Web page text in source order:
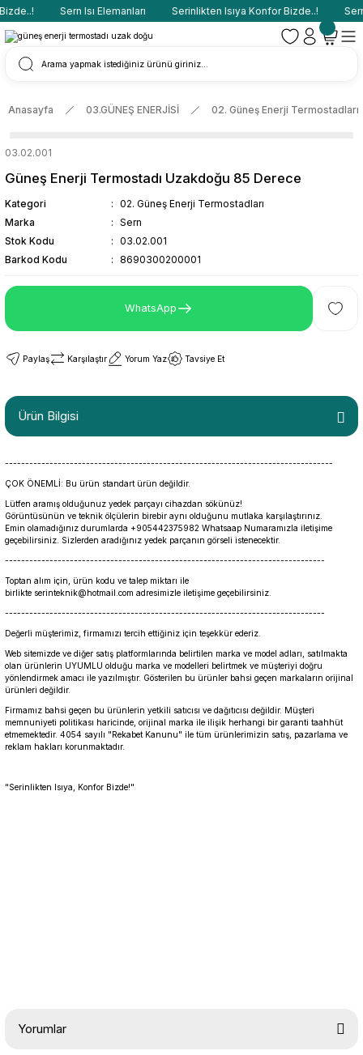
Sern Isı Elemanları Serinlikten Isıya Konfor Bizde..!
Anasayfa 03.GÜNEŞ ENERJİSİ 02. Güneş Enerji Termostadları
03.02.001
Güneş Enerji Termostadı Uzakdoğu 85 Derece
Kategori
02. Güneş Enerji Termostadları
Marka
Sern
Stok Kodu
03.02.001
Barkod Kodu
8690300200001
WhatsApp
Paylaş Karşılaştır Yorum Yaz Tavsiye Et
Ürün Bilgisi
---------------------------------------------------------------------------------
ÇOK ÖNEMLİ: Bu ürün standart ürün değildir.
Lütfen aramış olduğunuz yedek parçayı cihazdan sökünüz!
Görüntüsünün ve teknik ölçülerin birebir aynı olduğunu mutlaka karşılaştırınız.
Emin olamadığınız durumlarda +905442375982 Whatsaap Numaramızla iletişime
geçebilirsiniz. Sizlerden aradığınız yedek parçanın görseli istenecektir.
-------------------------------------------------------------------------------
Toptan alım için, ürün kodu ve talep miktarı ile
birlikte serinteknik@hotmail.com adresimizle iletişime geçebilirsiniz.
-------------------------------------------------------------------------------
Değerli müşterimiz, firmamızı tercih ettiğiniz için teşekkür ederiz.
Web sitemizde ve diğer satış platformlarında belirtilen marka ve model adları, satılmakta
olan ürünlerin UYUMLU olduğu marka ve modelleri belirtmek ve müşteriyi doğru
yönlendirmek amacı ile yazılmıştır. Gösterilen bu ürünler bahsi geçen markaların orijinal
ürünleri değildir.
Firmamız bahsi geçen bu ürünlerin yetkili satıcısı ve dağıtıcısı değildir. Müşteri
memnuniyeti politikası haricinde, orijinal marka ile ilişik herhangi bir garanti taahhüt
etmemektedir. 4054 sayılı "Rekabet Kanunu" ile tüm ürünlerimizin satış, pazarlama ve
reklam hakları korunmaktadır.
"Serinlikten Isıya, Konfor Bizde!"
Yorumlar